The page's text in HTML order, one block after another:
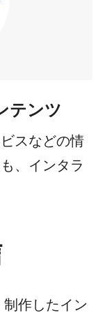
テンツ
スなどの情
、インタラ
制作したイン